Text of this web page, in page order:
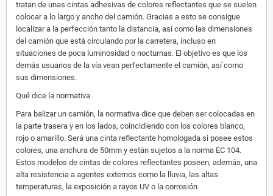
tratan de unas cintas adhesivas de colores reflectantes que se suelen
colocar a lo largo y ancho del camión. Gracias a esto se consigue
localizar a la perfección tanto la distancia, así como las dimensiones
del camión que está circulando por la carretera, incluso en
situaciones de poca luminosidad o nocturnas. El objetivo es que los
demás usuarios de la vía vean perfectamente el camión, así como
sus dimensiones.
Qué dice la normativa
Para balizar un camión, la normativa dice que deben ser colocadas en
la parte trasera y en los lados, coincidiendo con los colores blanco,
rojo o amarillo. Será una cinta reflectante homologada si posee estos
colores, una anchura de 50mm y están sujetos a la norma EC 104.
Estos modelos de cintas de colores reflectantes poseen, además, una
alta resistencia a agentes externos como la lluvia, las altas
temperaturas, la exposición a rayos UV o la corrosión.